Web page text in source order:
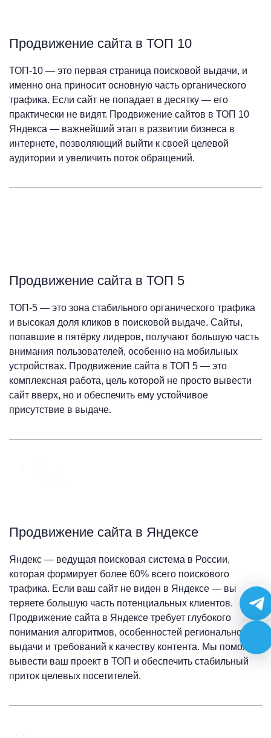
Продвижение сайта в ТОП 10
ТОП-10 — это первая страница поисковой выдачи, и
именно она приносит основную часть органического
трафика. Если сайт не попадает в десятку — его
практически не видят. Продвижение сайтов в ТОП 10
Яндекса — важнейший этап в развитии бизнеса в
интернете, позволяющий выйти к своей целевой
аудитории и увеличить поток обращений.
Продвижение сайта в ТОП 5
ТОП-5 — это зона стабильного органического трафика
и высокая доля кликов в поисковой выдаче. Сайты,
попавшие в пятёрку лидеров, получают большую часть
внимания пользователей, особенно на мобильных
устройствах. Продвижение сайта в ТОП 5 — это
комплексная работа, цель которой не просто вывести
сайт вверх, но и обеспечить ему устойчивое
присутствие в выдаче.
Продвижение сайта в Яндексе
Яндекс — ведущая поисковая система в России,
которая формирует более 60% всего поискового
трафика. Если ваш сайт не виден в Яндексе — вы
теряете большую часть потенциальных клиентов.
Продвижение сайта в Яндексе требует глубокого
понимания алгоритмов, особенностей региональной
выдачи и требований к качеству контента. Мы поможем
вывести ваш проект в ТОП и обеспечить стабильный
приток целевых посетителей.